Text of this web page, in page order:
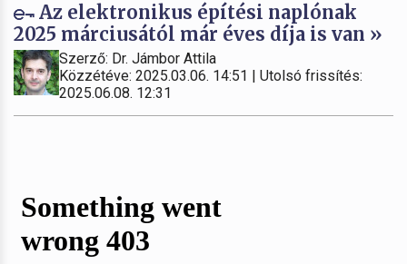
Az elektronikus építési naplónak
2025 márciusától már éves díja is van »
Szerző: Dr. Jámbor Attila
Közzétéve: 2025.03.06. 14:51 | Utolsó frissítés:
2025.06.08. 12:31